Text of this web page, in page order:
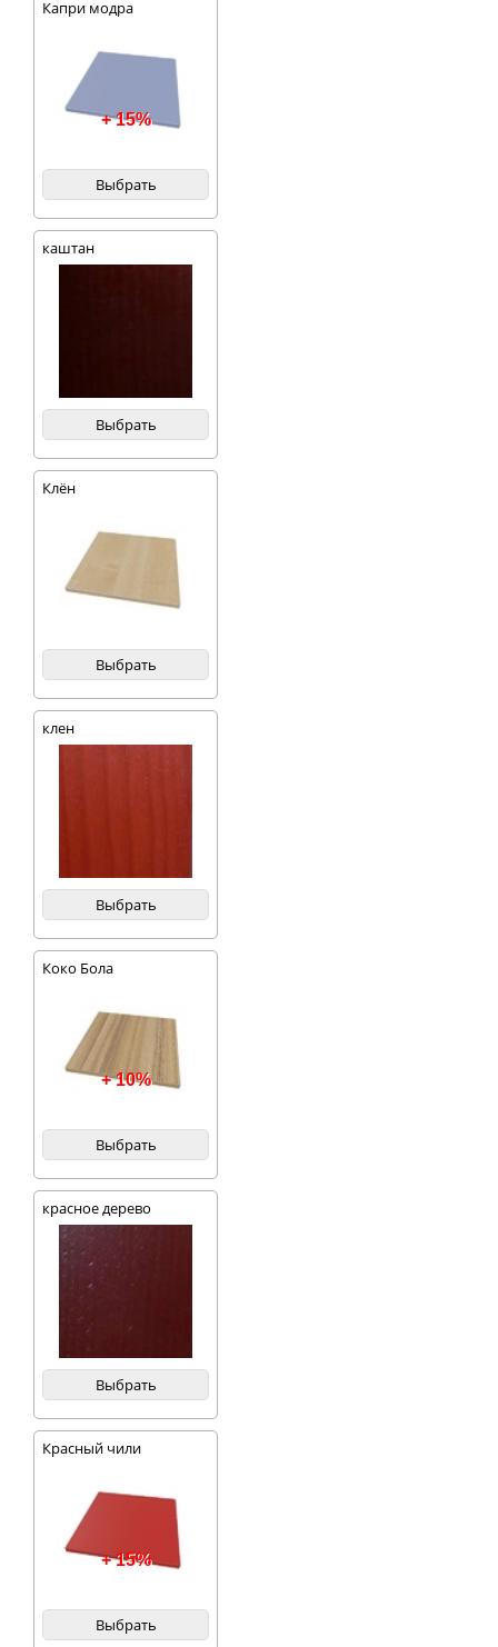
Капри модра
+ 15%
Выбрать
каштан
Выбрать
Клён
Выбрать
клен
Выбрать
Коко Бола
+ 10%
Выбрать
красное дерево
Выбрать
Красный чили
+ 15%
Выбрать